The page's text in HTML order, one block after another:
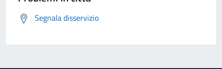
Segnala disservizio